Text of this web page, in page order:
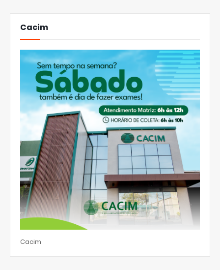
Cacim
Cacim